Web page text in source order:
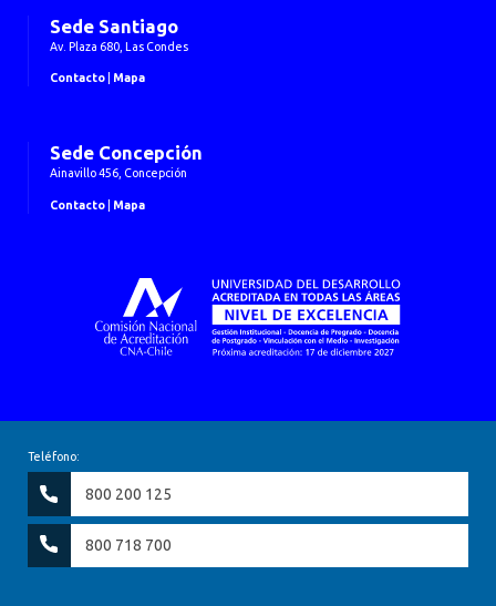
Sede Santiago
Av. Plaza 680, Las Condes
Contacto Mapa
Sede Concepción
Ainavillo 456, Concepción
Contacto Mapa
Teléfono:
800 200 125
800 718 700